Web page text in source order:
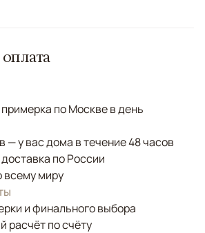
по Москве в день
— у вас дома в течение 48 часов
по России
всему миру
и финального выбора
расчёт по счёту